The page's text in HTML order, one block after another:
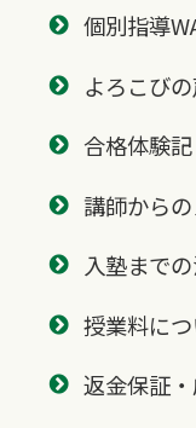
個別指導
よろこび
合格体験記
講師から
入塾まで
授業料に
返金保証